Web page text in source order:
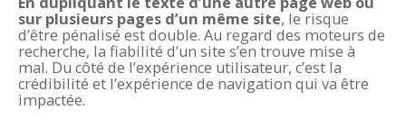
sur plusieurs pages d’un même site, le risque
d’être pénalisé est double. Au regard des moteurs de
recherche, la fiabilité d’un site s’en trouve mise à
mal. Du côté de l’expérience utilisateur, c’est la
crédibilité et l’expérience de navigation qui va être
impactée.